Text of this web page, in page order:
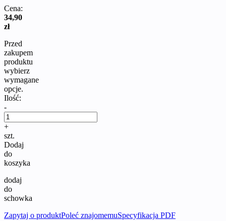
Cena:
34,90
zł
Przed
zakupem
produktu
wybierz
wymagane
opcje.
Ilość:
-
+
szt.
Dodaj
do
koszyka
dodaj
do
schowka
Zapytaj o produktPoleć znajomemuSpecyfikacja PDF